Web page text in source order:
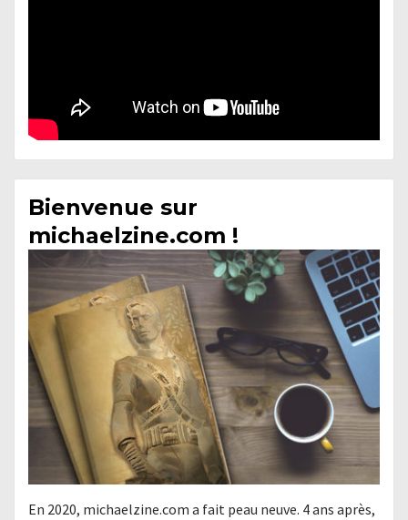
Bienvenue sur
michaelzine.com !
En 2020, michaelzine.com a fait peau neuve. 4 ans après,